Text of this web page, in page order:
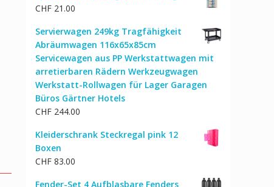
CHF 21.00
Servierwagen 249kg Tragfähigkeit
Abräumwagen 116x65x85cm
Servicewagen aus PP Werkstattwagen mit
arretierbaren Rädern Werkzeugwagen
Werkstatt-Rollwagen für Lager Garagen
Büros Gärtner Hotels
CHF 244.00
Kleiderschrank Steckregal pink 12
Boxen
CHF 83.00
Fender-Set 4 Aufblasbare Fenders